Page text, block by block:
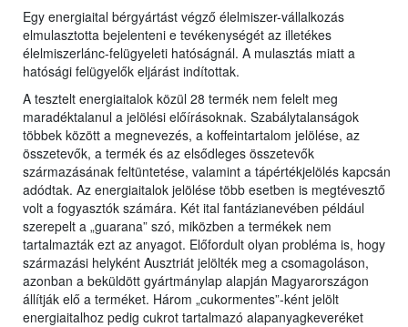
Egy energiaital bérgyártást végző élelmiszer-vállalkozás
elmulasztotta bejelenteni e tevékenységét az illetékes
élelmiszerlánc-felügyeleti hatóságnál. A mulasztás miatt a
hatósági felügyelők eljárást indítottak.
A tesztelt energiaitalok közül 28 termék nem felelt meg
maradéktalanul a jelölési előírásoknak. Szabálytalanságok
többek között a megnevezés, a koffeintartalom jelölése, az
összetevők, a termék és az elsődleges összetevők
származásának feltüntetése, valamint a tápértékjelölés kapcsán
adódtak. Az energiaitalok jelölése több esetben is megtévesztő
volt a fogyasztók számára. Két ital fantázianevében például
szerepelt a „guarana” szó, miközben a termékek nem
tartalmazták ezt az anyagot. Előfordult olyan probléma is, hogy
származási helyként Ausztriát jelölték meg a csomagoláson,
azonban a beküldött gyártmánylap alapján Magyarországon
állítják elő a terméket. Három „cukormentes”-ként jelölt
energiaitalhoz pedig cukrot tartalmazó alapanyagkeveréket